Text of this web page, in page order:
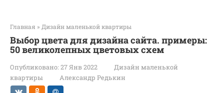
Главная » Дизайн маленькой квартиры
Выбор цвета для дизайна сайта. примеры:
50 великолепных цветовых схем
Опубликовано: 27 Янв 2022
Дизайн маленькой
квартиры
Александр Редькин